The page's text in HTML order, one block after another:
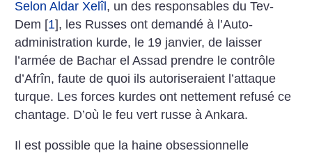
Selon Aldar Xelîl , un des responsables du Tev-
Dem [1], les Russes ont demandé à l’Auto-
administration kurde, le 19 janvier, de laisser
l’armée de Bachar el Assad prendre le contrôle
d’Afrîn, faute de quoi ils autoriseraient l’attaque
turque. Les forces kurdes ont nettement refusé ce
chantage. D’où le feu vert russe à Ankara.
Il est possible que la haine obsessionnelle